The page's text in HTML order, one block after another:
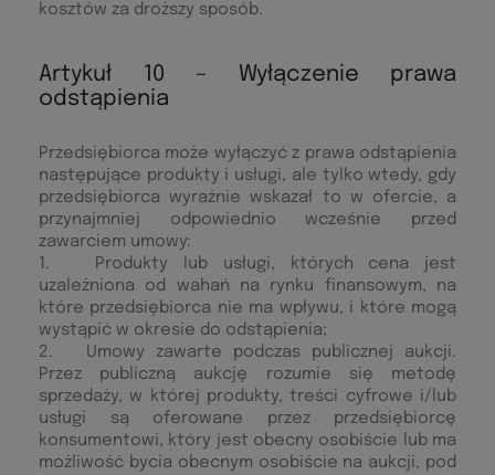
kosztów za droższy sposób.
Artykuł 10 – Wyłączenie prawa
odstąpienia
Przedsiębiorca może wyłączyć z prawa odstąpienia
następujące produkty i usługi, ale tylko wtedy, gdy
przedsiębiorca wyraźnie wskazał to w ofercie, a
przynajmniej odpowiednio wcześnie przed
zawarciem umowy:
1. Produkty lub usługi, których cena jest
uzależniona od wahań na rynku finansowym, na
które przedsiębiorca nie ma wpływu, i które mogą
wystąpić w okresie do odstąpienia;
2. Umowy zawarte podczas publicznej aukcji.
Przez publiczną aukcję rozumie się metodę
sprzedaży, w której produkty, treści cyfrowe i/lub
usługi są oferowane przez przedsiębiorcę
konsumentowi, który jest obecny osobiście lub ma
możliwość bycia obecnym osobiście na aukcji, pod